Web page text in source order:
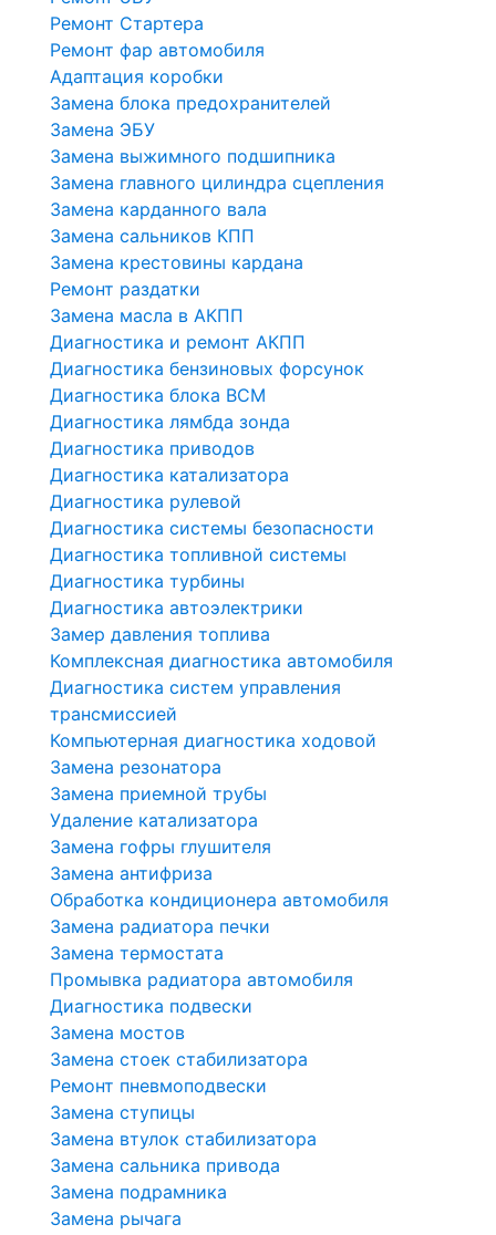
Ремонт Стартера
Ремонт фар автомобиля
Адаптация коробки
Замена блока предохранителей
Замена ЭБУ
Замена выжимного подшипника
Замена главного цилиндра сцепления
Замена карданного вала
Замена сальников КПП
Замена крестовины кардана
Ремонт раздатки
Замена масла в АКПП
Диагностика и ремонт АКПП
Диагностика бензиновых форсунок
Диагностика блока BCM
Диагностика лямбда зонда
Диагностика приводов
Диагностика катализатора
Диагностика рулевой
Диагностика системы безопасности
Диагностика топливной системы
Диагностика турбины
Диагностика автоэлектрики
Замер давления топлива
Комплексная диагностика автомобиля
Диагностика систем управления
трансмиссией
Компьютерная диагностика ходовой
Замена резонатора
Замена приемной трубы
Удаление катализатора
Замена гофры глушителя
Замена антифриза
Обработка кондиционера автомобиля
Замена радиатора печки
Замена термостата
Промывка радиатора автомобиля
Диагностика подвески
Замена мостов
Замена стоек стабилизатора
Ремонт пневмоподвески
Замена ступицы
Замена втулок стабилизатора
Замена сальника привода
Замена подрамника
Замена рычага